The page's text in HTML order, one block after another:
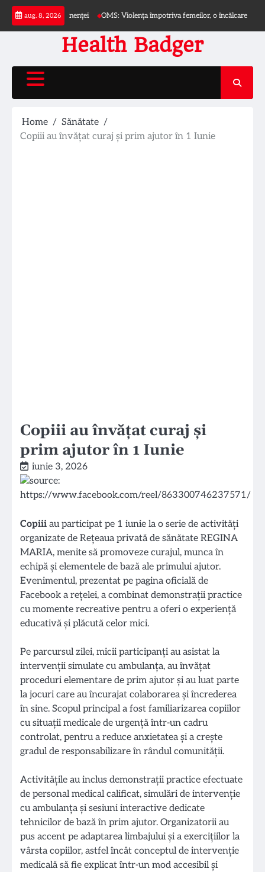
Skip
content
aug. 8, 2026
incontinenței OMS: Violența împotriva femeilor, o încălcare globală a
Health Badger
Home
Sănătate
Copiii au învățat curaj și prim ajutor în 1 Iunie
Copiii au învățat curaj și
prim ajutor în 1 Iunie
iunie 3, 2026
Copiii au participat pe 1 iunie la o serie de activități
organizate de Rețeaua privată de sănătate REGINA
MARIA, menite să promoveze curajul, munca în
echipă și elementele de bază ale primului ajutor.
Evenimentul, prezentat pe pagina oficială de
Facebook a rețelei, a combinat demonstrații practice
cu momente recreative pentru a oferi o experiență
educativă și plăcută celor mici.
Pe parcursul zilei, micii participanți au asistat la
intervenții simulate cu ambulanța, au învățat
proceduri elementare de prim ajutor și au luat parte
la jocuri care au încurajat colaborarea și încrederea
în sine. Scopul principal a fost familiarizarea copiilor
cu situații medicale de urgență într-un cadru
controlat, pentru a reduce anxietatea și a crește
gradul de responsabilizare în rândul comunității.
Activitățile au inclus demonstrații practice efectuate
de personal medical calificat, simulări de intervenție
cu ambulanța și sesiuni interactive dedicate
tehnicilor de bază în prim ajutor. Organizatorii au
pus accent pe adaptarea limbajului și a exercițiilor la
vârsta copiilor, astfel încât conceptul de intervenție
medicală să fie explicat într-un mod accesibil și